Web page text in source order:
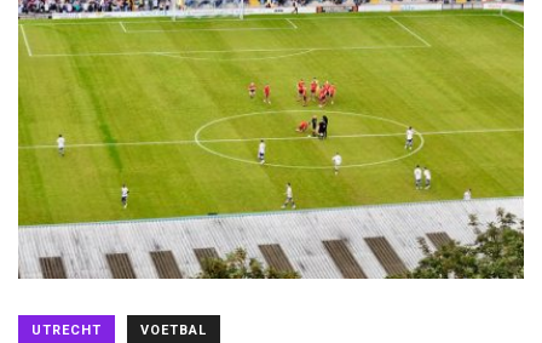
UTRECHT VOETBAL